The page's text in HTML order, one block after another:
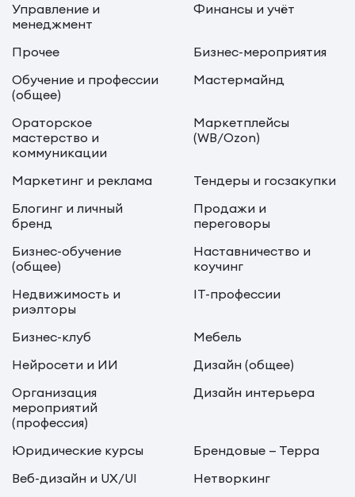
Управление и
менеджмент
Финансы и учёт
Прочее
Бизнес-мероприятия
Обучение и профессии
(общее)
Мастермайнд
Ораторское
мастерство и
коммуникации
Маркетплейсы
(WB/Ozon)
Маркетинг и реклама
Тендеры и госзакупки
Блогинг и личный
бренд
Продажи и
переговоры
Бизнес-обучение
(общее)
Наставничество и
коучинг
Недвижимость и
риэлторы
IT-профессии
Бизнес-клуб
Мебель
Нейросети и ИИ
Дизайн (общее)
Организация
мероприятий
(профессия)
Дизайн интерьера
Юридические курсы
Брендовые — Терра
Веб-дизайн и UX/UI
Нетворкинг